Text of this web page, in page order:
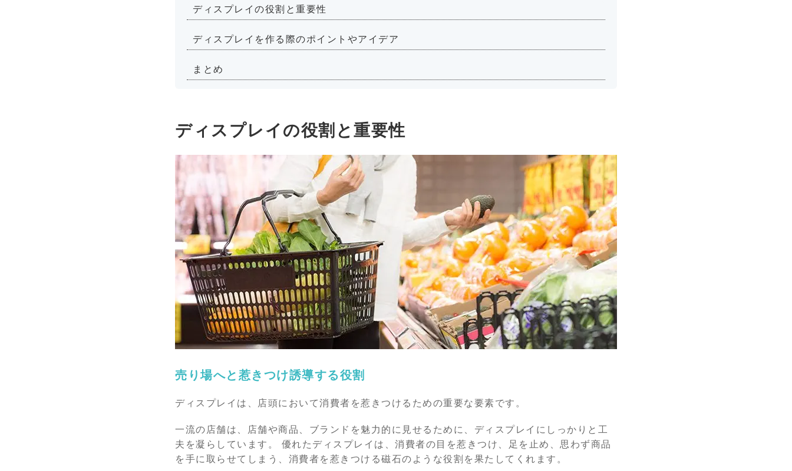
ディスプレイの役割と重要性
ディスプレイを作る際のポイントやアイデア
まとめ
ディスプレイの役割と重要性
売り場へと惹きつけ誘導する役割
ディスプレイは、店頭において消費者を惹きつけるための重要な要素です。
一流の店舗は、店舗や商品、ブランドを魅力的に見せるために、ディスプレイにしっかりと工
夫を凝らしています。 優れたディスプレイは、消費者の目を惹きつけ、足を止め、思わず商品
を手に取らせてしまう、消費者を惹きつける磁石のような役割を果たしてくれます。